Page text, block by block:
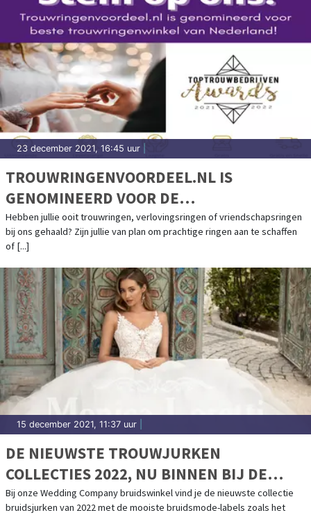
23 december 2021, 16:45 uur
TROUWRINGENVOORDEEL.NL IS
GENOMINEERD VOOR DE
TOPTROUWBEDRIJVEN AWARDS
2021/2022 IN DE CATEGORIE
Hebben jullie ooit trouwringen, verlovingsringen of vriendschapsringen
bij ons gehaald? Zijn jullie van plan om prachtige ringen aan te schaffen
of [...]
15 december 2021, 11:37 uur
DE NIEUWSTE TROUWJURKEN
COLLECTIES 2022, NU BINNEN BIJ DE
WEDDING COMPANY!
Bij onze Wedding Company bruidswinkel vind je de nieuwste collectie
bruidsjurken van 2022 met de mooiste bruidsmode-labels zoals het